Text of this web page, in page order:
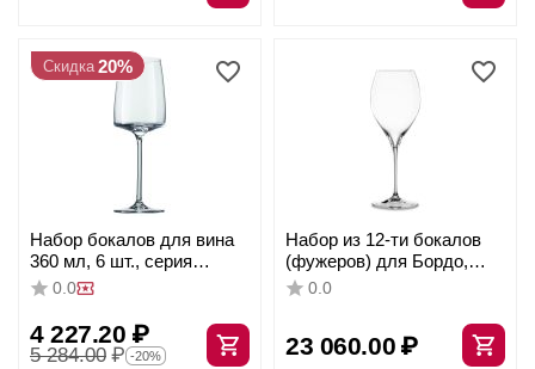
Скидка 20%
Набор бокалов для вина
360 мл, 6 шт., серия
Sensa, Schott Zwiesel
0.0
4 227.20 ₽
5 284.00 ₽ -20%
Набор из 12-ти бокалов
(фужеров) для Бордо,
объем: 650 мл, материал:
4908035, Spiegelau
0.0
23 060.00 ₽